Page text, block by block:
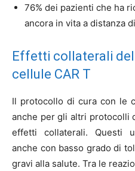
76% dei pazienti che ha
ancora in vita a distanza
Effetti collaterali
cellule CAR T
Il protocollo di cura con le
anche per gli altri protocolli
effetti collaterali. Questi
anche con basso grado di
gravi alla salute. Tra le